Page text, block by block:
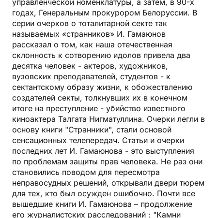
годах, Генеральным прокурором Белоруссии. В
серии очерков о тоталитарной секте так
называемых «странников» И. Гамаюнов
рассказал о том, как наша отечественная
склонность к сотворению идолов привела два
десятка человек - актеров, художников,
вузовских преподавателей, студентов - к
сектантскому образу жизни, к обожествлению
создателей секты, толкнувших их в конечном
итоге на преступление - убийство известного
киноактера Талгата Нигматуллина. Очерки легли в
основу книги "Странники", стали основой
сенсационных телепередач. Статьи и очерки
последних лет И. Гамаюнова - это выступления
по проблемам защиты прав человека. Не раз они
становились поводом для пересмотра
неправосудных решений, открывали двери тюрем
для тех, кто был осужден ошибочно. Почти все
вышедшие книги И. Гамаюнова – продолжение
его журналистских расследований : "Камни